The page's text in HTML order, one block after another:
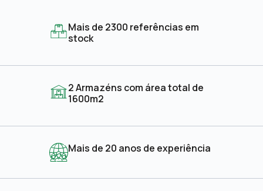
Mais de 2300 referências em
stock
2 Armazéns com área total de
1600m2
Mais de 20 anos de experiência